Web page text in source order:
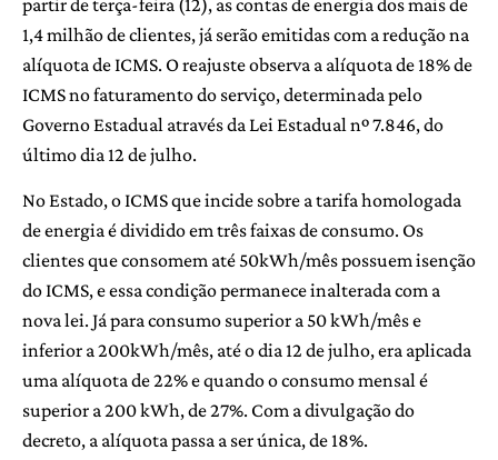
partir de terça-feira (12), as contas de energia dos mais de
1,4 milhão de clientes, já serão emitidas com a redução na
alíquota de ICMS. O reajuste observa a alíquota de 18% de
ICMS no faturamento do serviço, determinada pelo
Governo Estadual através da Lei Estadual nº 7.846, do
último dia 12 de julho.
No Estado, o ICMS que incide sobre a tarifa homologada
de energia é dividido em três faixas de consumo. Os
clientes que consomem até 50kWh/mês possuem isenção
do ICMS, e essa condição permanece inalterada com a
nova lei. Já para consumo superior a 50 kWh/mês e
inferior a 200kWh/mês, até o dia 12 de julho, era aplicada
uma alíquota de 22% e quando o consumo mensal é
superior a 200 kWh, de 27%. Com a divulgação do
decreto, a alíquota passa a ser única, de 18%.